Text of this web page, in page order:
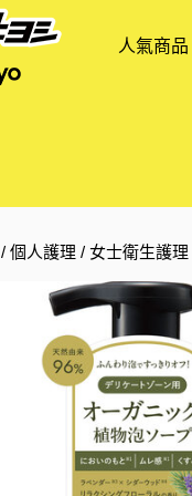
人氣商品
/個人護理 /女士衛生護理